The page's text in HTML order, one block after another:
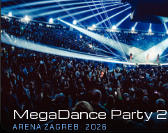
MegaDance Party 2
ARENA ZAGREB · 2026